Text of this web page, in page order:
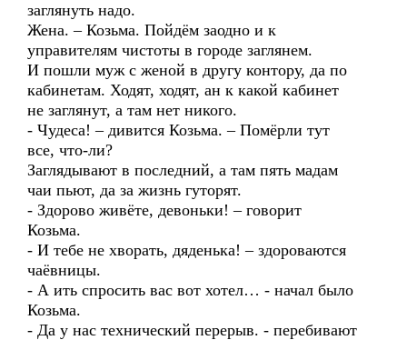
заглянуть надо.
Жена. – Козьма. Пойдём заодно и к
управителям чистоты в городе заглянем.
И пошли муж с женой в другу контору, да по
кабинетам. Ходят, ходят, ан к какой кабинет
не заглянут, а там нет никого.
- Чудеса! – дивится Козьма. – Помёрли тут
все, что-ли?
Заглядывают в последний, а там пять мадам
чаи пьют, да за жизнь гуторят.
- Здорово живёте, девоньки! – говорит
Козьма.
- И тебе не хворать, дяденька! – здороваются
чаёвницы.
- А ить спросить вас вот хотел… - начал было
Козьма.
- Да у нас технический перерыв. - перебивают